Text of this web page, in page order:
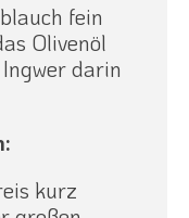
fein
Olivenöl
darin
kurz